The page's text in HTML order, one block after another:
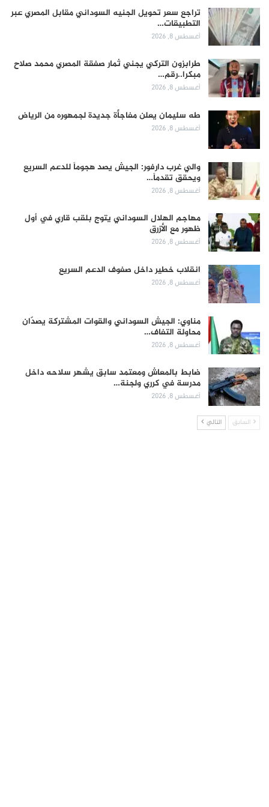
تراجع سعر تحويل الجنيه السوداني مقابل المصري عبر
التطبيقات…
أغسطس 8, 2026
طرابزون التركي يجني ثمار صفقة المصري محمد صلاح
مبكرا..رقم…
أغسطس 8, 2026
طه سليمان يعلن مفاجأة جديدة لجمهوره من الرياض
أغسطس 8, 2026
والي غرب دارفور: الجيش يصد هجوماً للدعم السريع
ويحقق تقدماً…
أغسطس 8, 2026
مهاجم الهلال السوداني يتوج بلقب قاري في أول
ظهور مع الأزرق
أغسطس 8, 2026
انقلاب خطير داخل صفوف الدعم السريع
أغسطس 8, 2026
مناوي: الجيش السوداني والقوات المشتركة يصدّان
محاولة التفاف…
أغسطس 8, 2026
ضابط بالمعاش ومعتمد سابق يشهر سلاحه داخل
مدرسة في كرري ولجنة…
أغسطس 8, 2026
السابق التالي